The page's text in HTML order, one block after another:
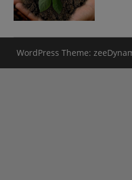
WordPress Theme: